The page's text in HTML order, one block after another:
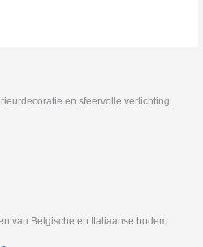
en sfeervolle verlichting.
van Belgische en Italiaanse bodem.